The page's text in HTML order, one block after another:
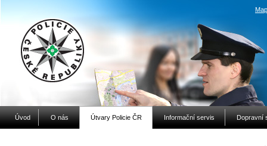
Úvod O nás Útvary Policie ČR Informační servis Dopravní